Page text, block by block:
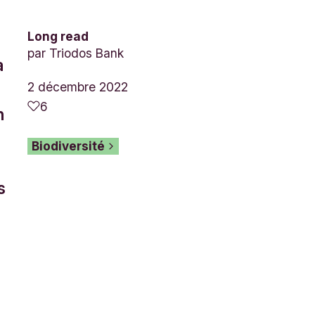
Long read
par Triodos Bank
2 décembre 2022
6
Biodiversité